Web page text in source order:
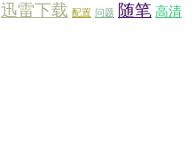
迅雷下载 配置 问题 随笔 高清